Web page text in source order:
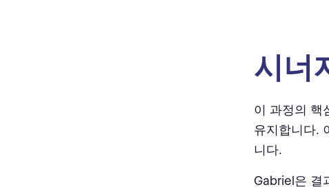
시너
이 과정의 핵
유지합니다.
니다.
Gabriel은 결